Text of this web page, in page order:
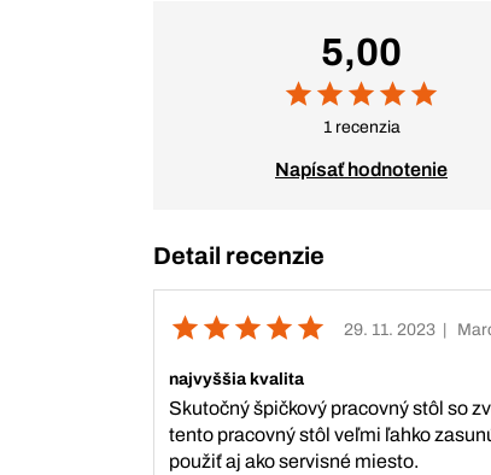
5,00
1 recenzia
Napísať hodnotenie
Detail recenzie
29. 11. 2023 |
najvyššia kvalita
Skutočný špičkový pracovný stôl so
tento pracovný stôl veľmi ľahko
použiť aj ako servisné miesto.